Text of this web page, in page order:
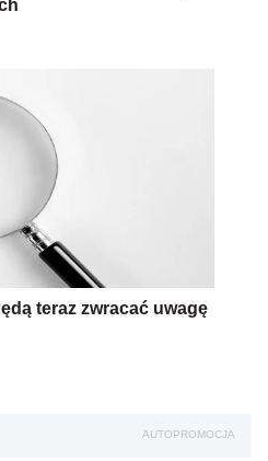
teraz zwracać uwagę
AUTOPROMOCJA